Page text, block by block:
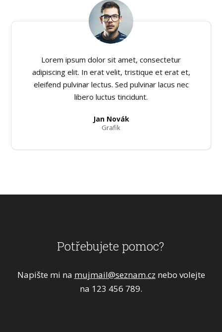
Lorem ipsum dolor sit amet, consectetur
adipiscing elit. In erat velit, tristique et erat et,
eleifend pulvinar lectus. Sed pulvinar lacus nec
libero luctus tincidunt.
Jan Novák
Grafik
Potřebujete pomoc?
Napište mi na mujmail@seznam.cz nebo volejte
na 123 456 789.